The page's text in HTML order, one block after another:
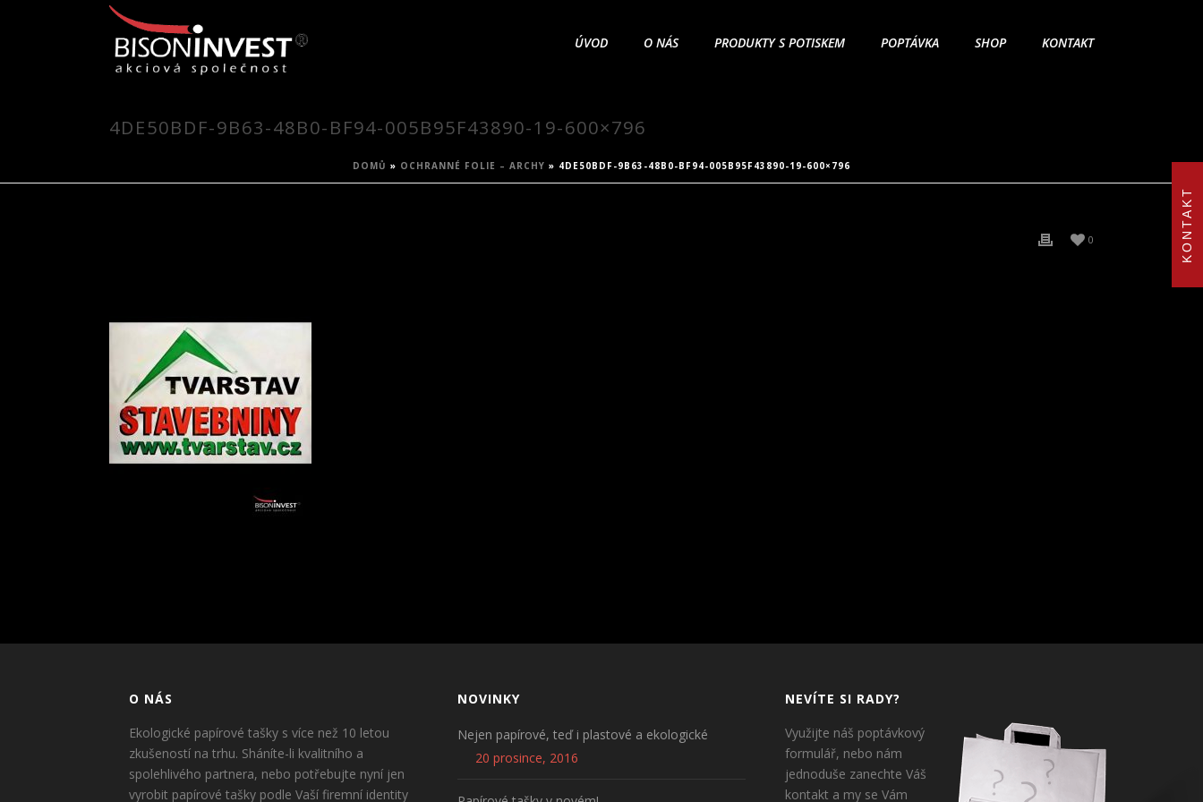
KONTAKT
ÚVOD O NÁS PRODUKTY S POTISKEM POPTÁVKA SHOP KONTAKT
4DE50BDF-9B63-48B0-BF94-005B95F43890-19-600×796
DOMŮ » OCHRANNÉ FOLIE – ARCHY » 4DE50BDF-9B63-48B0-BF94-005B95F43890-19-600×796
0
O NÁS
Ekologické papírové tašky s více než 10 letou
zkušeností na trhu. Sháníte-li kvalitního a
spolehlivého partnera, nebo potřebujte nyní jen
vyrobit papírové tašky podle Vaší firemní identity
NOVINKY
Nejen papírové, teď i plastové a ekologické
20 prosince, 2016
NEVÍTE SI RADY?
Využijte náš poptávkový
formulář, nebo nám
jednoduše zanechte Váš
kontakt a my se Vám